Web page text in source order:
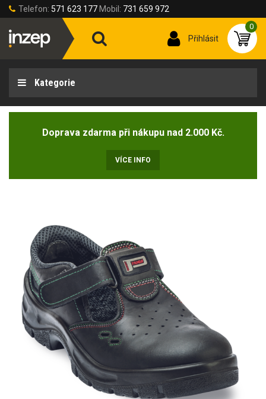
Telefon: 571 623 177 Mobil: 731 659 972
Přihlásit
0
Kategorie
Doprava zdarma při nákupu nad 2.000 Kč.
VÍCE INFO